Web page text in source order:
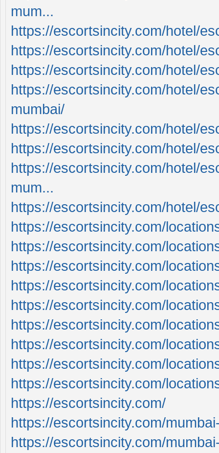
mum...
https://escortsincity.com/hotel/
https://escortsincity.com/hotel/
https://escortsincity.com/hotel/
https://escortsincity.com/hotel/
mumbai/
https://escortsincity.com/hotel/
https://escortsincity.com/hotel/
https://escortsincity.com/hotel/
mum...
https://escortsincity.com/hotel/
https://escortsincity.com/
https://escortsincity.com/
https://escortsincity.com/
https://escortsincity.com/
https://escortsincity.com/
https://escortsincity.com/
https://escortsincity.com/
https://escortsincity.com/
https://escortsincity.com/
https://escortsincity.com/
https://escortsincity.com/
https://escortsincity.com/